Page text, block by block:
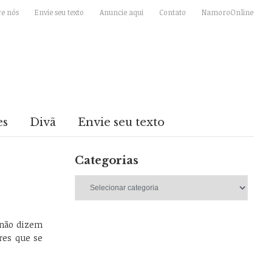
nós Envie seu texto Anuncie aqui Contato NamoroOnline
Divã Envie seu texto
dizem
que se
Categorias